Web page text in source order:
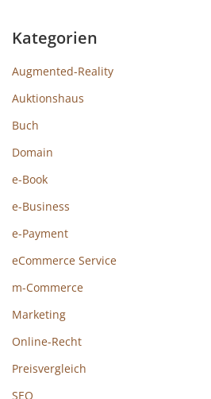
Kategorien
Augmented-Reality
Auktionshaus
Buch
Domain
e-Book
e-Business
e-Payment
eCommerce Service
m-Commerce
Marketing
Online-Recht
Preisvergleich
SEO